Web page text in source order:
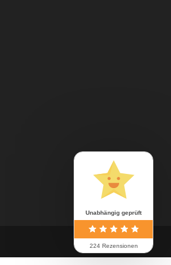
Unabhängig geprüft
224 Rezensionen